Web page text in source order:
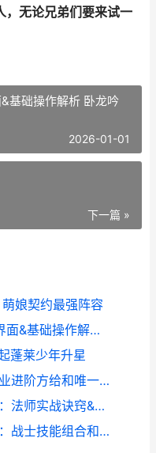
，无论兄弟们要来试一
基础操作解析 卧龙吟
2026-01-01
下一篇 »
娘契约最强阵容
《卧龙吟2》新人策略：游戏界面&基础操作解析 卧龙吟2020
蓬莱少年升星
《风之国世界》转职策略：职业进阶方给和唯一技能解析 风之国世界手游下载
《风之国世界》法师职业策略：法师实战诀窍&技能详细解答 风之国世界手游下载
《风之国世界》战士职业策略：战士技能组合和实战诀窍解析 风之国剧情介绍